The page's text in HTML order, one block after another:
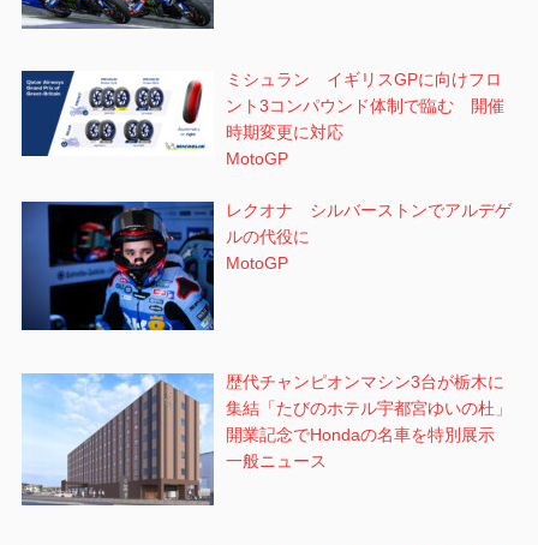
ミシュラン イギリスGPに向けフロ
ント3コンパウンド体制で臨む 開催
時期変更に対応
MotoGP
レクオナ シルバーストンでアルデゲ
ルの代役に
MotoGP
歴代チャンピオンマシン3台が栃木に
集結「たびのホテル宇都宮ゆいの杜」
開業記念でHondaの名車を特別展示
一般ニュース